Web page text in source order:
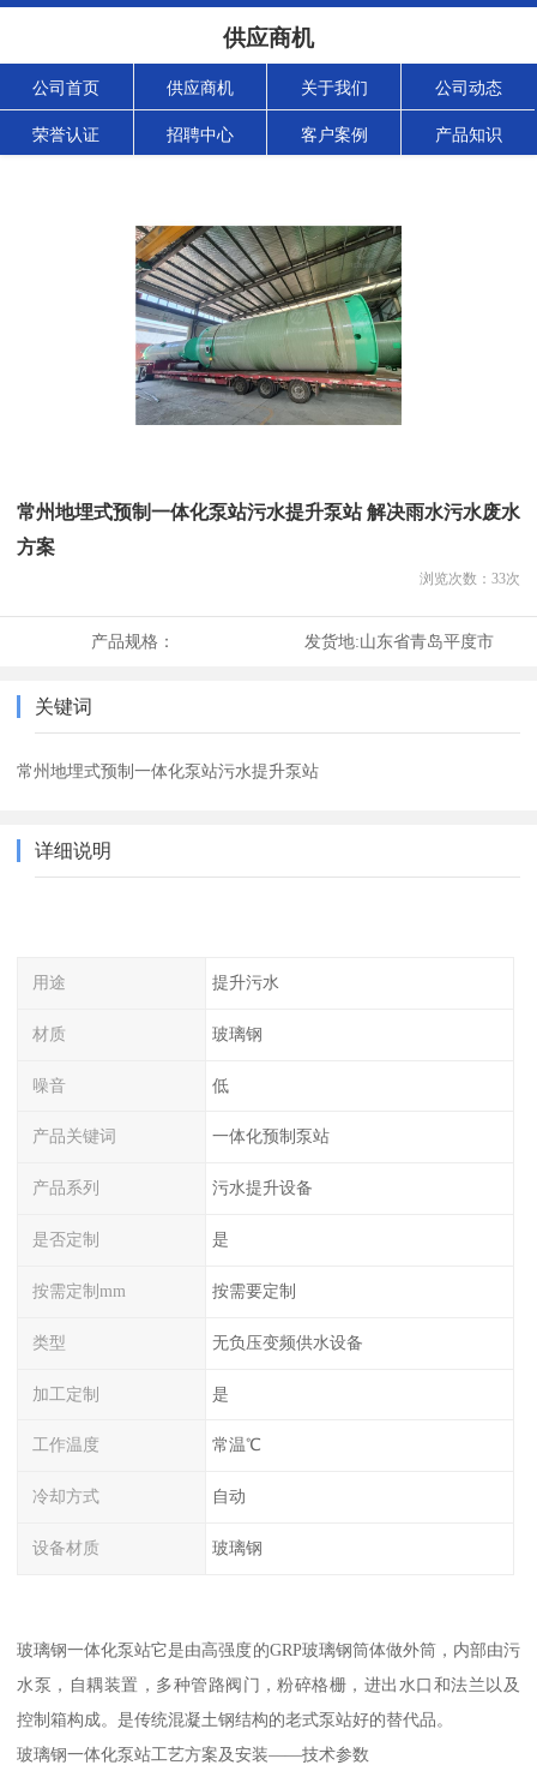
供应商机
公司首页 供应商机 关于我们 公司动态
荣誉认证 招聘中心 客户案例 产品知识
常州地埋式预制一体化泵站污水提升泵站 解决雨水污水废水
方案
浏览次数： 33次
产品规格： 发货地:山东省青岛平度市
关键词
常州地埋式预制一体化泵站污水提升泵站
详细说明
用途 提升污水
材质 玻璃钢
噪音 低
产品关键词 一体化预制泵站
产品系列 污水提升设备
是否定制 是
按需定制mm 按需要定制
类型 无负压变频供水设备
加工定制 是
工作温度 常温℃
冷却方式 自动
设备材质 玻璃钢
玻璃钢一体化泵站它是由高强度的GRP玻璃钢筒体做外筒，内部由污
水泵，自耦装置，多种管路阀门，粉碎格栅，进出水口和法兰以及
控制箱构成。是传统混凝土钢结构的老式泵站好的替代品。
玻璃钢一体化泵站工艺方案及安装——技术参数